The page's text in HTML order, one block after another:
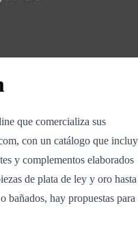
que comercializa sus
con un catálogo que
y complementos elaborados
de plata de ley y oro hasta
bañados, hay propuestas para